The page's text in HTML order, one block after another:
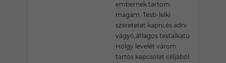
embernek tartom
magam. Testi-lelki
szeretetet kapni,és adni
vágyó,átlagos testalkatú
Hölgy levelét várom
tartós kapcsolat céljából.